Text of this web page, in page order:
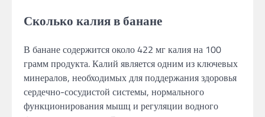
Сколько калия в банане
В банане содержится около 422 мг калия на 100
грамм продукта. Калий является одним из ключевых
минералов, необходимых для поддержания здоровья
сердечно-сосудистой системы, нормального
функционирования мышц и регуляции водного